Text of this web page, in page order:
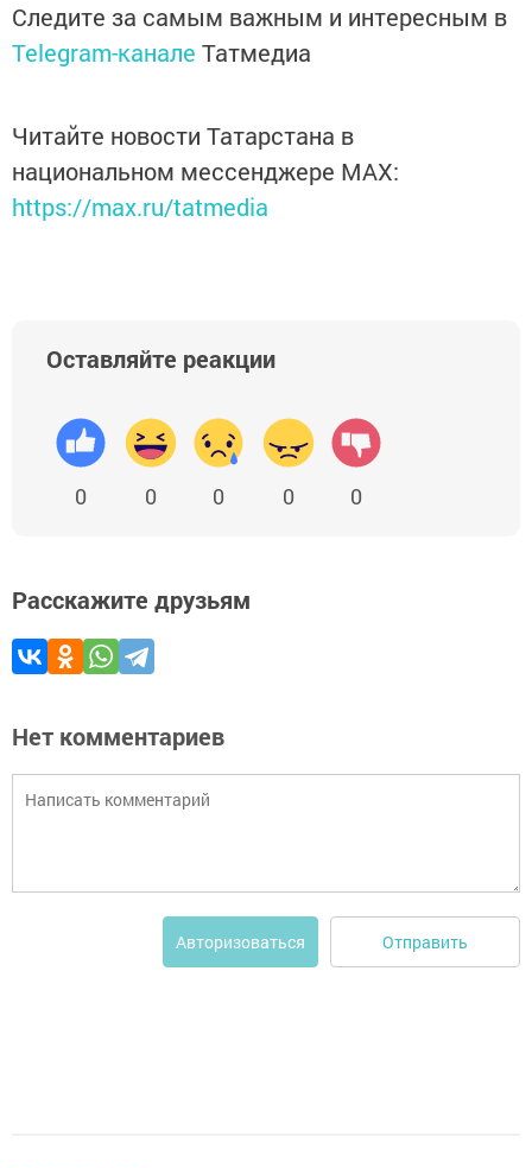
Следите за самым важным и интересным в
Telegram-канале Татмедиа
Читайте новости Татарстана в
национальном мессенджере MАХ:
https://max.ru/tatmedia
Оставляйте реакции
0 0 0 0 0
Расскажите друзьям
Нет комментариев
Авторизоваться Отправить